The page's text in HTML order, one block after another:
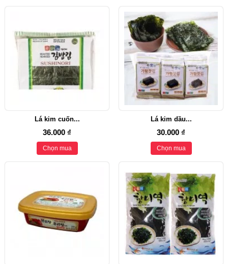
Lá kim cuốn...
36.000 ₫
Chọn mua
Lá kim dầu...
30.000 ₫
Chọn mua